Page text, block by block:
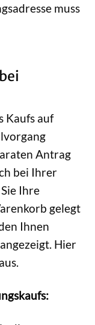
muss
Kaufs auf
Antrag
bei Ihrer
Ihre
gelegt
Ihnen
Hier